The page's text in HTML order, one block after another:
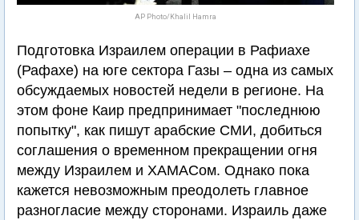
AP Photo/Khalil Hamra
Подготовка Израилем операции в Рафиахе
(Рафахе) на юге сектора Газы – одна из самых
обсуждаемых новостей недели в регионе. На
этом фоне Каир предпринимает "последнюю
попытку", как пишут арабские СМИ, добиться
соглашения о временном прекращении огня
между Израилем и ХАМАСом. Однако пока
кажется невозможным преодолеть главное
разногласие между сторонами. Израиль даже